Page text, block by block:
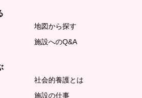
地図から探す
施設へのQ&A
社会的養護とは
施設の仕事